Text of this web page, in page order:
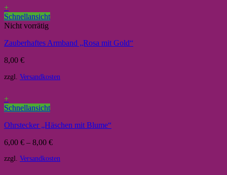
+
Schnellansicht
Nicht vorrätig
Zauberhaftes Armband „Rosa mit Gold“
8,00 €
zzgl. Versandkosten
+
Schnellansicht
Ohrstecker „Häschen mit Blume“
6,00 € – 8,00 €
zzgl. Versandkosten